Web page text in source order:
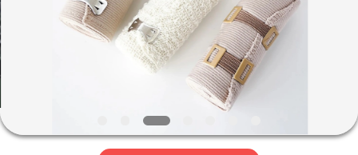
PRODUTOS
SOBRE
EXCURSÃO